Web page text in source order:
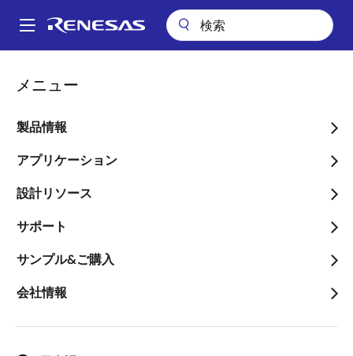
ン
Main
メニュー
製品情報
アプリケーション
設計リソース
サポート
サンプル&ご購入
会社情報
パ
ン
く
ず
Celeno社を買収し、コネクティビティのポートフォリオを拡充
Celeno社を買収し、コネ
クティビティのポートフォ
リオを拡充
～Wi-Fi 6/6Eソリューションが加わ
り、IoT、インフラ、産業、自動車分野
のコネクティビティアプリケーション
ョンを提供～